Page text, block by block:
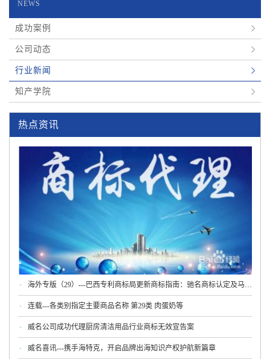
NEWS
成功案例
公司动态
行业新闻
知产学院
热点资讯
海外专版（29）---巴西专利商标局更新商标指南：驰名商标认定及马德
里程序新规
连载---各类别指定主要商品名称 第29类 肉蛋奶等
威名公司成功代理厨房清洁用品行业商标无效宣告案
威名喜讯---携手海特克，开启品牌出海知识产权护航新篇章